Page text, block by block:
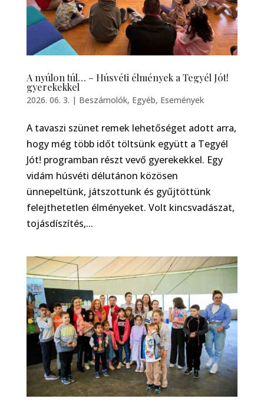
A nyúlon túl… – Húsvéti élmények a Tegyél Jót!
gyerekekkel
2026. 06. 3. | Beszámolók, Egyéb, Események
A tavaszi szünet remek lehetőséget adott arra,
hogy még több időt töltsünk együtt a Tegyél
Jót! programban részt vevő gyerekekkel. Egy
vidám húsvéti délutánon közösen
ünnepeltünk, játszottunk és gyűjtöttünk
felejthetetlen élményeket. Volt kincsvadászat,
tojásdíszítés,...